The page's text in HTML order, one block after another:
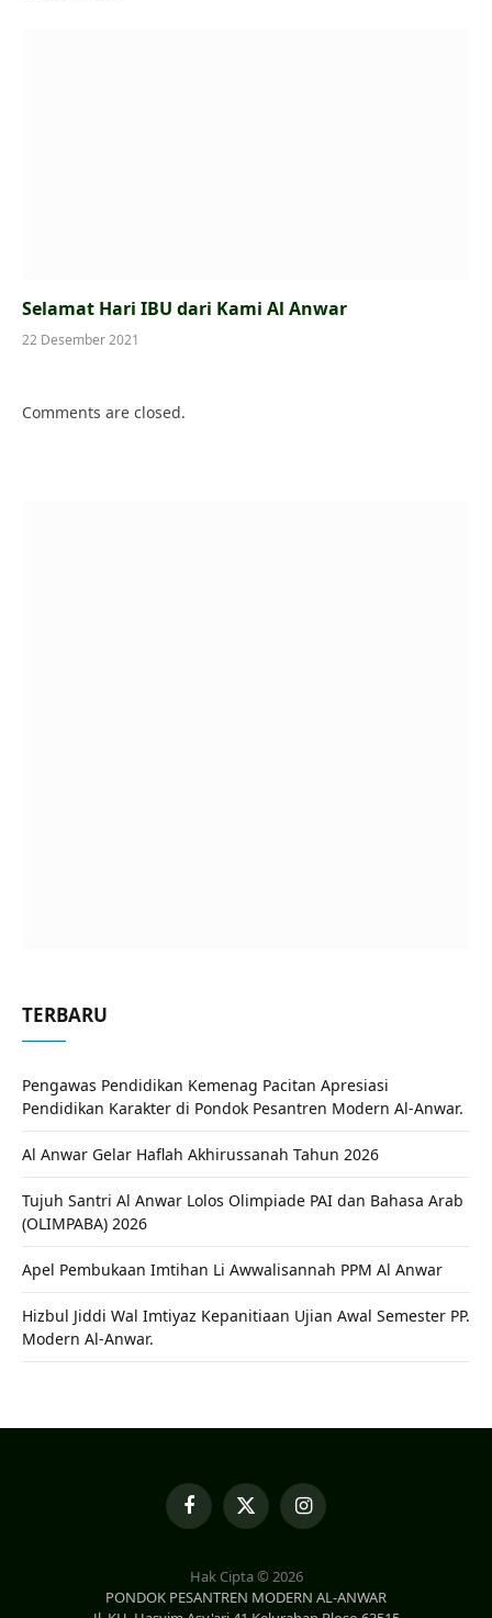
Selamat Hari IBU dari Kami Al Anwar
22 Desember 2021
Comments are closed.
TERBARU
Pengawas Pendidikan Kemenag Pacitan Apresiasi
Pendidikan Karakter di Pondok Pesantren Modern Al-Anwar.
Al Anwar Gelar Haflah Akhirussanah Tahun 2026
Tujuh Santri Al Anwar Lolos Olimpiade PAI dan Bahasa Arab
(OLIMPABA) 2026
Apel Pembukaan Imtihan Li Awwalisannah PPM Al Anwar
Hizbul Jiddi Wal Imtiyaz Kepanitiaan Ujian Awal Semester PP.
Modern Al-Anwar.
FacebookX
(Twitter)
Instagram
Hak Cipta © 2026
PONDOK PESANTREN MODERN AL-ANWAR